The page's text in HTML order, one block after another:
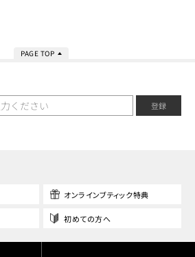
PAGE TOP
登録
オンラインブティック特典
初めての方へ